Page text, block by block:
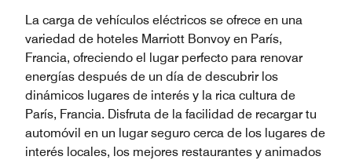
La carga de vehículos eléctricos se ofrece en una
variedad de hoteles Marriott Bonvoy en París,
Francia, ofreciendo el lugar perfecto para renovar
energías después de un día de descubrir los
dinámicos lugares de interés y la rica cultura de
París, Francia. Disfruta de la facilidad de recargar tu
automóvil en un lugar seguro cerca de los lugares de
interés locales, los mejores restaurantes y animados